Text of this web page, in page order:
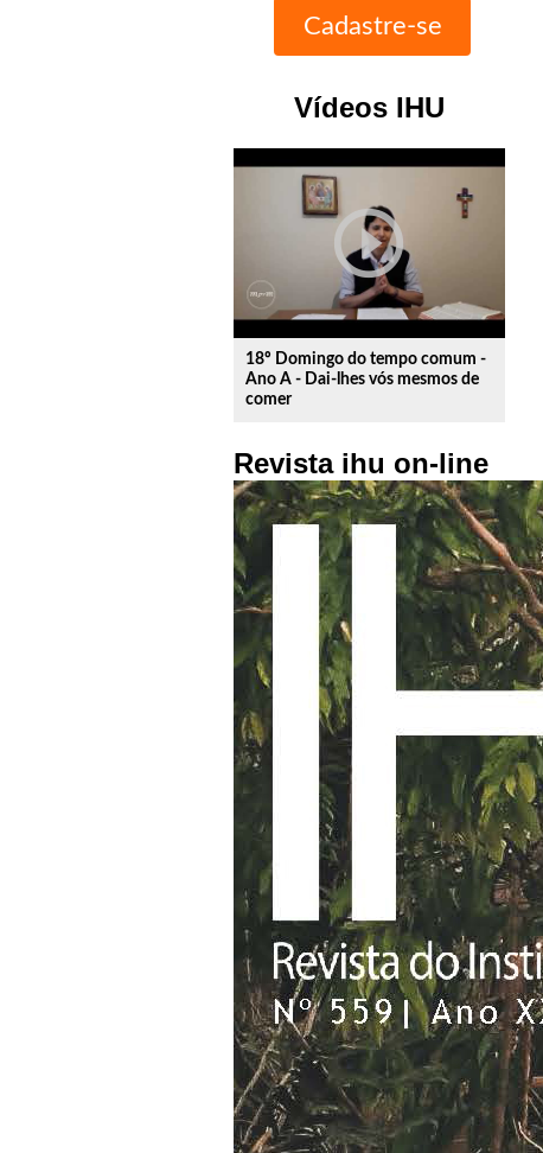
Vídeos IHU
play_circle_outline
18º Domingo do tempo comum -
Ano A - Dai-lhes vós mesmos de
comer
Revista ihu on-line